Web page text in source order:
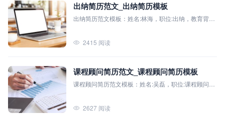
登录 / 注册出纳简历范文_出纳简历模板
出纳简历范文模板：姓名:林海，职位:出纳，教育背景:
2415 阅读
课程顾问简历范文_课程顾问简历模板
课程顾问简历范文模板：姓名:吴磊，职位:课程顾问，
2627 阅读